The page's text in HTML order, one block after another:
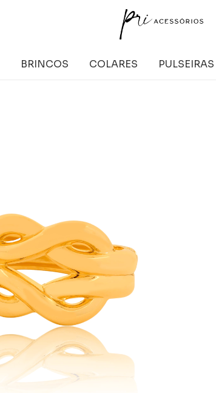
BRINCOS COLARES PULSEIRAS